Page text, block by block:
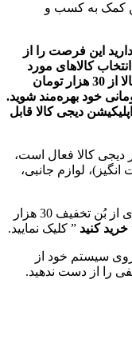
کمک به کسب و
این فرصت را از
کالاهای مورد
نظر خود می‌توانید با وارد کردن بُن تخفیف بالا از 30 هزار تومان
بالای 300 هزار تومانی خود بهره‌مند شوید.
دیجی کالا قابل
دیجی کالا فعال است،
لوازم جانبی،
برای ورود به وب‌سایت دیجی‌کالا و بهره‌مندی از بُن تخفیف 30 هزار
خرید کنید ” کلیک نمایید.
سیستم خود از
را از دست ندهید.